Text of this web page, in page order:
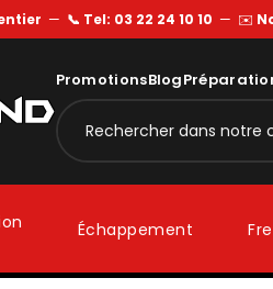
— 📞 Tel: 03 22 24 10 10 — ✉️
PromotionsBlog
Échappement